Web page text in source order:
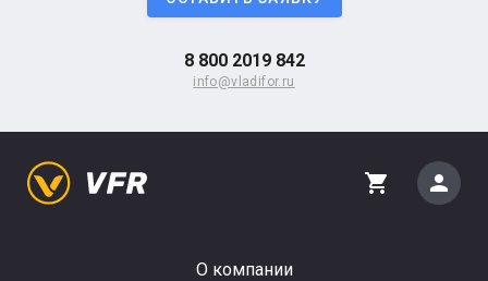
8 800 2019 842
info@vladifor.ru
О компании
shopping_cart person